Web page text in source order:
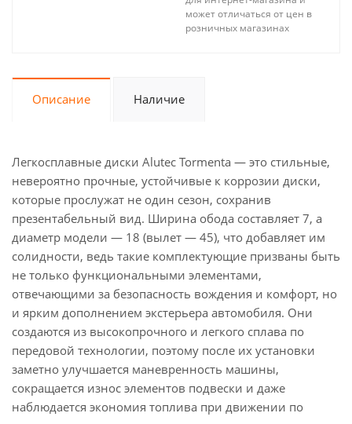
может отличаться от цен в
розничных магазинах
Описание Наличие
Легкосплавные диски Alutec Tormenta — это стильные,
невероятно прочные, устойчивые к коррозии диски,
которые прослужат не один сезон, сохранив
презентабельный вид. Ширина обода составляет 7, а
диаметр модели — 18 (вылет — 45), что добавляет им
солидности, ведь такие комплектующие призваны быть
не только функциональными элементами,
отвечающими за безопасность вождения и комфорт, но
и ярким дополнением экстерьера автомобиля. Они
создаются из высокопрочного и легкого сплава по
передовой технологии, поэтому после их установки
заметно улучшается маневренность машины,
сокращается износ элементов подвески и даже
наблюдается экономия топлива при движении по